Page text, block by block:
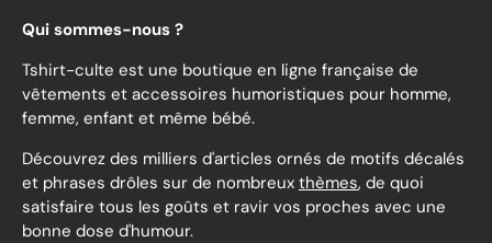
Qui sommes-nous ?
Tshirt-culte est une boutique en ligne française de
vêtements et accessoires humoristiques pour homme,
femme, enfant et même bébé.
Découvrez des milliers d'articles ornés de motifs décalés
et phrases drôles sur de nombreux thèmes, de quoi
satisfaire tous les goûts et ravir vos proches avec une
bonne dose d'humour.